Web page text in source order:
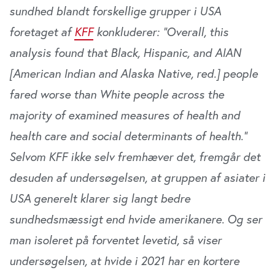
sundhed blandt forskellige grupper i USA
foretaget afKFFkonkluderer: “Overall, this
analysis found that Black, Hispanic, and AIAN
[American Indian and Alaska Native, red.] people
fared worse than White people across the
majority of examined measures of health and
health care and social determinants of health.”
Selvom KFF ikke selv fremhæver det, fremgår det
desuden af undersøgelsen, at gruppen af asiater i
USA generelt klarer sig langt bedre
sundhedsmæssigt end hvide amerikanere. Og ser
man isoleret på forventet levetid, så viser
undersøgelsen, at hvide i 2021 har en kortere